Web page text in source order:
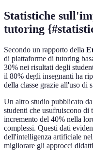
Statistiche
tutoring
Secondo un rapporto della
di piattaforme di tutoring
30% nei risultati degli
il 80% degli insegnanti ha
della classe grazie all'uso di
Un altro studio pubblicato da
studenti che usufruiscono di
incremento del 40% nella
complessi. Questi dati
dell'intelligenza artificiale
migliorare gli approcci